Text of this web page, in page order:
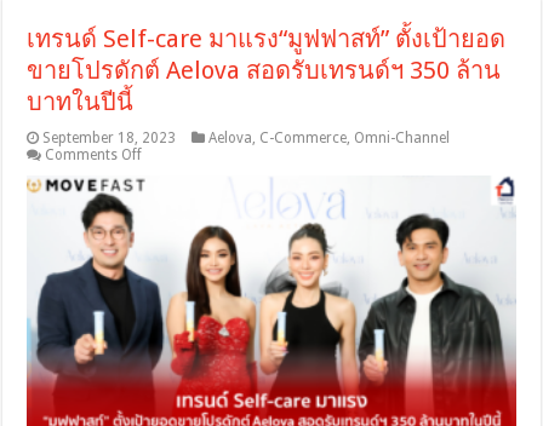
เทรนด์ Self-care มาแรง“มูฟฟาสท์” ตั้งเป้ายอด
ขายโปรดักต์ Aelova สอดรับเทรนด์ฯ 350 ล้าน
บาทในปีนี้
September 18, 2023 Aelova C-Commerce Omni-Channel
Comments Offon
รนด์
แรง“มูฟ
ฟาสท์”
ตั้ง
เป้า
ยอด
ขาย
โป